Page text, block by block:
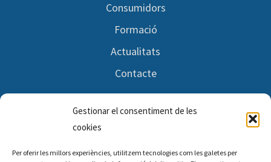
Gestionar el consentiment de les
cookies
Per oferir les millors experiències, utilitzem tecnologies com les galetes per
Consumidors
Formació
Actualitats
Contacte
Segueix-nos